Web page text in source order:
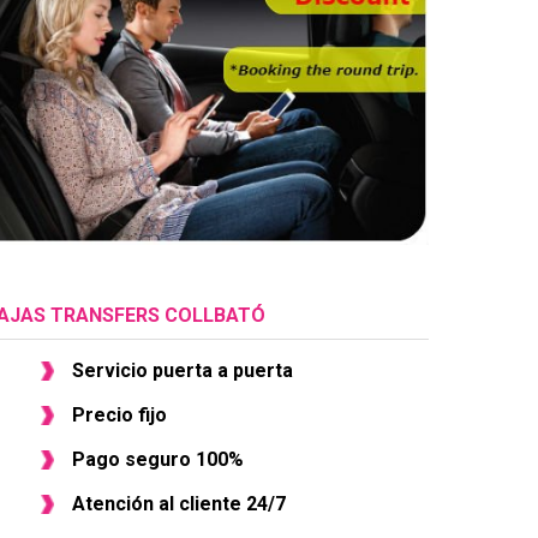
TRANSFERS COLLBATÓ
Servicio puerta a puerta
Precio fijo
Pago seguro 100%
Atención al cliente 24/7